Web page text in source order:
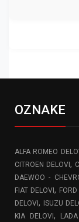
OZNAKE
ALFA ROMEO
CITROEN DELOVI,
DAEWOO -
FIAT DELOVI,
DELOVI, ISUZU
KIA DELOVI,